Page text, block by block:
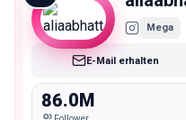
Mega
E-Mail erhalten
86.0M